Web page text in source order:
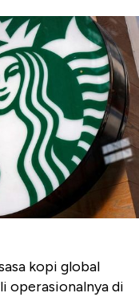
kopi global
operasionalnya di